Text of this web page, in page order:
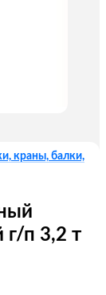
краны, балки,
г/п 3,2 т